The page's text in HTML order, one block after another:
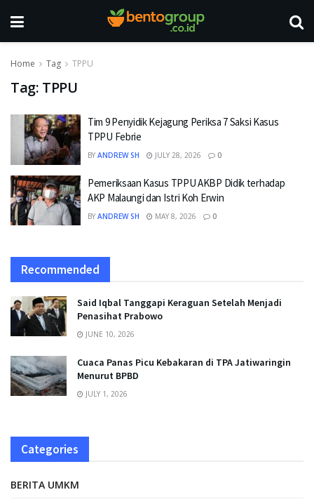
Home Tag TPPU
Tag: TPPU
Tim 9 Penyidik Kejagung Periksa 7 Saksi Kasus
TPPU Febrie
BY ANDREW SH JULY 28, 2026 0
Pemeriksaan Kasus TPPU AKBP Didik terhadap
AKP Malaungi dan Istri Koh Erwin
BY ANDREW SH MAY 8, 2026 0
Recommended
Said Iqbal Tanggapi Keraguan Setelah Menjadi
Penasihat Prabowo
JUNE 10, 2026
Cuaca Panas Picu Kebakaran di TPA Jatiwaringin
Menurut BPBD
JULY 1, 2026
Categories
BERITA UMKM